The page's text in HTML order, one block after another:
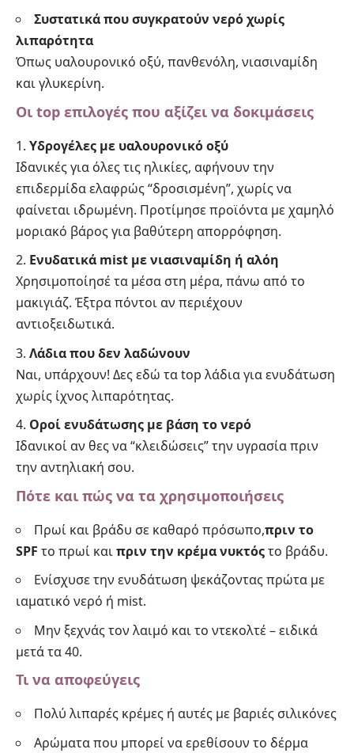
Συστατικά που συγκρατούν νερό χωρίς
λιπαρότητα
Όπως υαλουρονικό οξύ, πανθενόλη, νιασιναμίδη
και γλυκερίνη.
Οι top επιλογές που αξίζει να δοκιμάσεις
Υδρογέλες με υαλουρονικό οξύ
Ιδανικές για όλες τις ηλικίες, αφήνουν την
επιδερμίδα ελαφρώς “δροσισμένη”, χωρίς να
φαίνεται ιδρωμένη. Προτίμησε προϊόντα με χαμηλό
μοριακό βάρος για βαθύτερη απορρόφηση.
Ενυδατικά mist με νιασιναμίδη ή αλόη
Χρησιμοποίησέ τα μέσα στη μέρα, πάνω από το
μακιγιάζ. Έξτρα πόντοι αν περιέχουν
αντιοξειδωτικά.
Λάδια που δεν λαδώνουν
Ναι, υπάρχουν! Δες εδώ τα top λάδια για ενυδάτωση
χωρίς ίχνος λιπαρότητας.
Οροί ενυδάτωσης με βάση το νερό
Ιδανικοί αν θες να “κλειδώσεις” την υγρασία πριν
την αντηλιακή σου.
Πότε και πώς να τα χρησιμοποιήσεις
Πρωί και βράδυ σε καθαρό πρόσωπο,πριν το
SPF το πρωί καιπριν την κρέμα νυκτόςτο βράδυ.
Ενίσχυσε την ενυδάτωση ψεκάζοντας πρώτα με
ιαματικό νερό ή mist.
Μην ξεχνάς τον λαιμό και το ντεκολτέ – ειδικά
μετά τα 40.
Τι να αποφεύγεις
Πολύ λιπαρές κρέμες ή αυτές με βαριές σιλικόνες
Αρώματα που μπορεί να ερεθίσουν το δέρμα